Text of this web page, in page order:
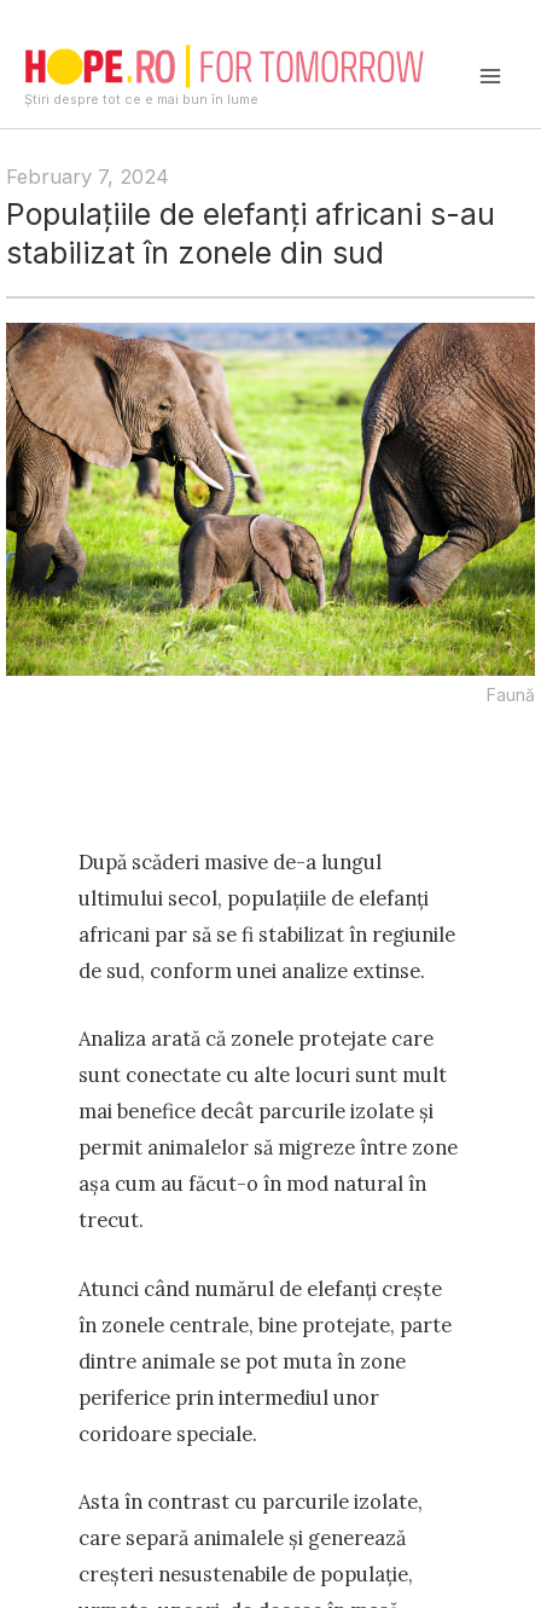
content
Știri despre tot ce e mai bun în lume
February 7, 2024
Populațiile de elefanți africani s-au
stabilizat în zonele din sud
Faună
După scăderi masive de-a lungul
ultimului secol, populațiile de elefanți
africani par să se fi stabilizat în regiunile
de sud, conform unei analize extinse.
Analiza arată că zonele protejate care
sunt conectate cu alte locuri sunt mult
mai benefice decât parcurile izolate și
permit animalelor să migreze între zone
așa cum au făcut-o în mod natural în
trecut.
Atunci când numărul de elefanți crește
în zonele centrale, bine protejate, parte
dintre animale se pot muta în zone
periferice prin intermediul unor
coridoare speciale.
Asta în contrast cu parcurile izolate,
care separă animalele și generează
creșteri nesustenabile de populație,